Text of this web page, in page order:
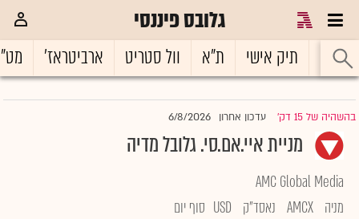
גלובס פיננסי
ראשי תיק אישי ת"א וול סטריט ארביטראז'
בהשהיה של 15 דק' |עדכון אחרון 6/8/2026
מניית איי.אם.סי. גלובל מדיה
AMC Global Media
מניה AMCX נאסד"ק USD סוף יום